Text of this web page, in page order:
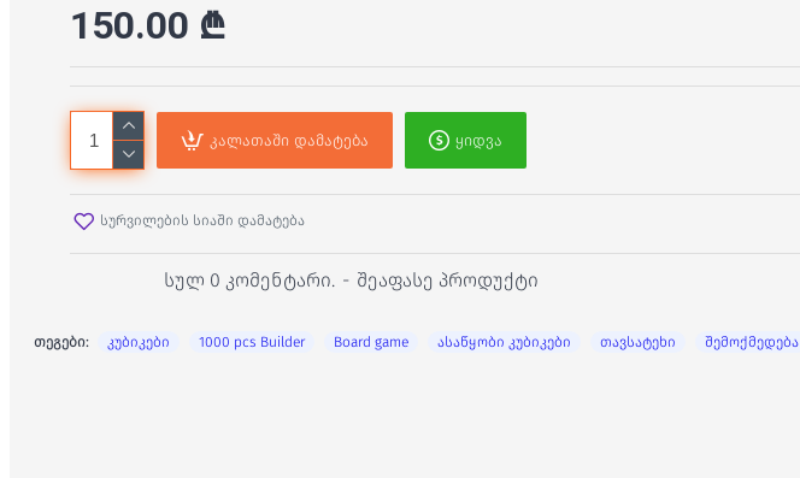
სულ 0 კომენტარი. - შეაფასე პროდუქტი
150.00 ₾
კალათაში დამატება ყიდვა
სურვილების სიაში დამატება
თეგები: კუბიკები 1000 pcs Builder Board game ასაწყობი კუბიკები თავსატეხი შემოქმედება